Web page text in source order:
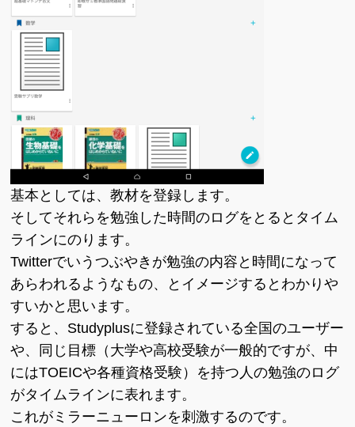
基本としては、教材を登録します。
そしてそれらを勉強した時間のログをとるとタイム
ラインにのります。
Twitterでいうつぶやきが勉強の内容と時間になって
あらわれるようなもの、とイメージするとわかりや
すいかと思います。
すると、Studyplusに登録されている全国のユーザー
や、同じ目標（大学や高校受験が一般的ですが、中
にはTOEICや各種資格受験）を持つ人の勉強のログ
がタイムラインに表れます。
これがミラーニューロンを刺激するのです。